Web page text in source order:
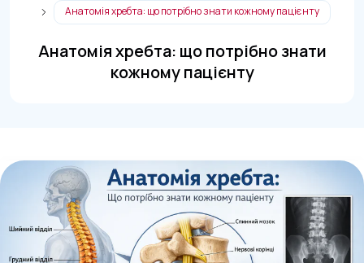
Анатомія хребта: що потрібно знати кожному пацієнту
Анатомія хребта: що потрібно знати
кожному пацієнту